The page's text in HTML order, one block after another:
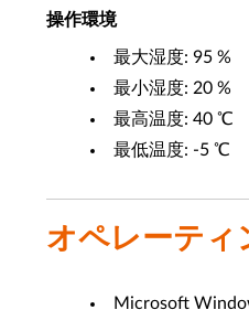
操作環境
最大湿度: 95 %
最小湿度: 20 %
最高温度: 40 ℃
最低温度: -5 ℃
オペレーティ
Microsoft